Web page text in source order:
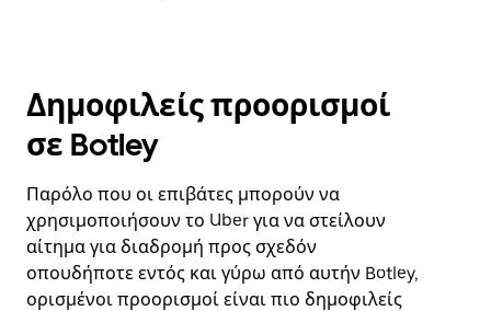
Δημοφιλείς προορισμοί
σε Botley
Παρόλο που οι επιβάτες μπορούν να
χρησιμοποιήσουν το Uber για να στείλουν
αίτημα για διαδρομή προς σχεδόν
οπουδήποτε εντός και γύρω από αυτήν Botley,
ορισμένοι προορισμοί είναι πιο δημοφιλείς